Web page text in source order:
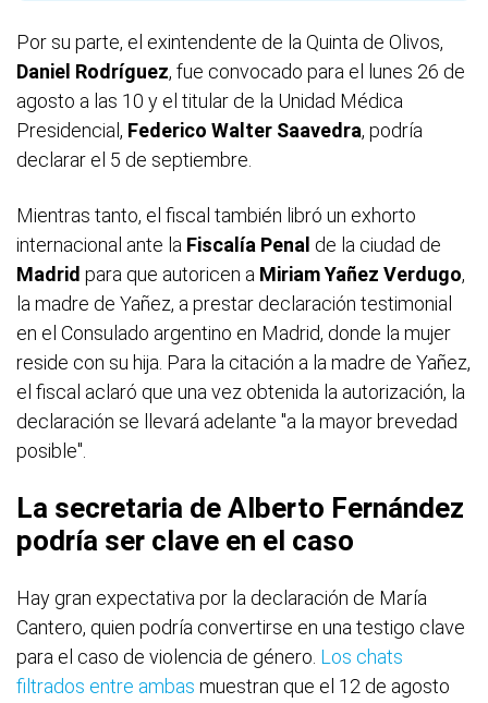
Por su parte, el exintendente de la Quinta de Olivos,
Daniel Rodríguez, fue convocado para el lunes 26 de
agosto a las 10 y el titular de la Unidad Médica
Presidencial, Federico Walter Saavedra, podría
declarar el 5 de septiembre.
Mientras tanto, el fiscal también libró un exhorto
internacional ante la Fiscalía Penal de la ciudad de
Madrid para que autoricen a Miriam Yañez Verdugo,
la madre de Yañez, a prestar declaración testimonial
en el Consulado argentino en Madrid, donde la mujer
reside con su hija. Para la citación a la madre de Yañez,
el fiscal aclaró que una vez obtenida la autorización, la
declaración se llevará adelante "a la mayor brevedad
posible".
La secretaria de Alberto Fernández
podría ser clave en el caso
Hay gran expectativa por la declaración de María
Cantero, quien podría convertirse en una testigo clave
para el caso de violencia de género. Los chats
filtrados entre ambas muestran que el 12 de agosto